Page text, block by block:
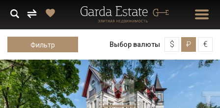
Фильтр Выбор валюты $ ₽ €